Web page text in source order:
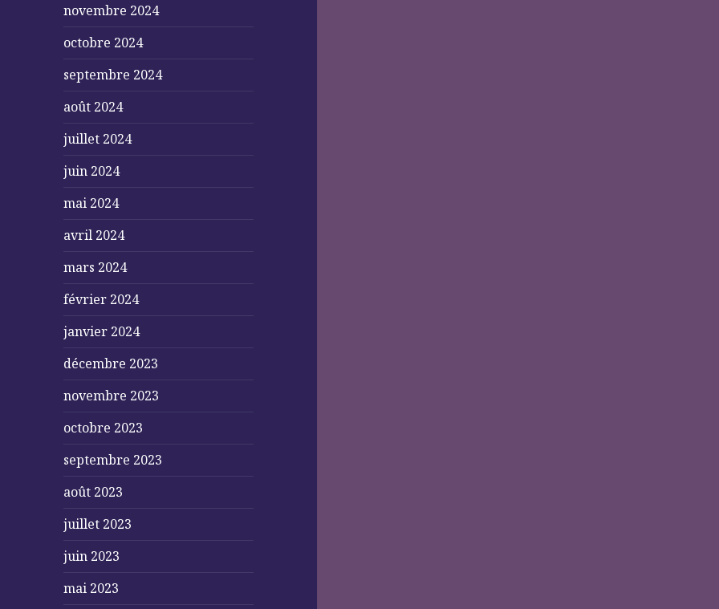
novembre 2024
octobre 2024
septembre 2024
août 2024
juillet 2024
juin 2024
mai 2024
avril 2024
mars 2024
février 2024
janvier 2024
décembre 2023
novembre 2023
octobre 2023
septembre 2023
août 2023
juillet 2023
juin 2023
mai 2023